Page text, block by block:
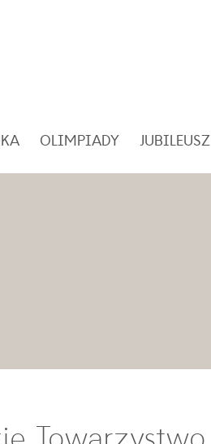
OLIMPIADY JUBILEUSZ
Towarzystwo